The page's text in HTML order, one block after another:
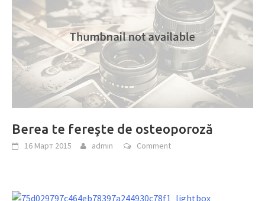
Berea te fereşte de osteoporoză
16 Март 2015 admin Comment